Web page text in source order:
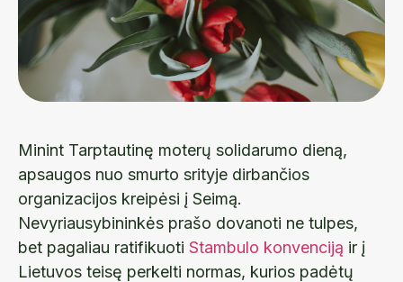
Minint Tarptautinę moterų solidarumo dieną,
apsaugos nuo smurto srityje dirbančios
organizacijos kreipėsi į Seimą.
Nevyriausybininkės prašo dovanoti ne tulpes,
bet pagaliau ratifikuoti Stambulo konvenciją ir į
Lietuvos teisę perkelti normas, kurios padėtų